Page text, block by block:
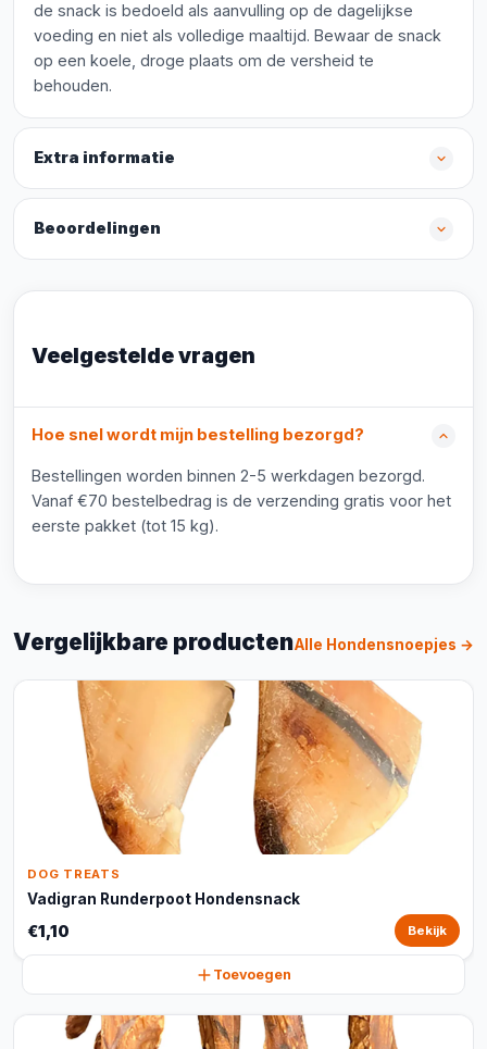
de snack is bedoeld als aanvulling op de dagelijkse
voeding en niet als volledige maaltijd. Bewaar de snack
op een koele, droge plaats om de versheid te
behouden.
Extra informatie
Beoordelingen
Veelgestelde vragen
Hoe snel wordt mijn bestelling bezorgd?
Bestellingen worden binnen 2-5 werkdagen bezorgd.
Vanaf €70 bestelbedrag is de verzending gratis voor het
eerste pakket (tot 15 kg).
Vergelijkbare productenAlle Hondensnoepjes →
DOG TREATS
Vadigran Runderpoot Hondensnack
€1,10 Bekijk
Toevoegen